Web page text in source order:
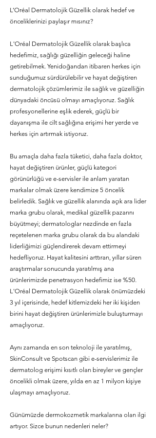
L’Oréal Dermatolojik Güzellik olarak hedef ve
önceliklerinizi paylaşır mısınız?
L'Oréal Dermatolojik Güzellik olarak başlıca
hedefimiz, sağlığı güzelliğin geleceği haline
getirebilmek. Yenidoğandan itibaren herkes için
sunduğumuz sürdürülebilir ve hayat değiştiren
dermatolojik çözümlerimiz ile sağlık ve güzelliğin
dünyadaki öncüsü olmayı amaçlıyoruz. Sağlık
profesyonellerine eşlik ederek, güçlü bir
dayanışma ile cilt sağlığına erişimi her yerde ve
herkes için artırmak istiyoruz.
Bu amaçla daha fazla tüketici, daha fazla doktor,
hayat değiştiren ürünler, güçlü kategori
görünürlüğü ve e-servisler ile anlam yaratan
markalar olmak üzere kendimize 5 öncelik
belirledik. Sağlık ve güzellik alanında açık ara lider
marka grubu olarak, medikal güzellik pazarını
büyütmeyi; dermatologlar nezdinde en fazla
reçetelenen marka grubu olarak da bu alandaki
liderliğimizi güçlendirerek devam ettirmeyi
hedefliyoruz. Hayat kalitesini arttıran, yıllar süren
araştırmalar sonucunda yaratılmış ana
ürünlerimizde penetrasyon hedefimiz ise %50.
L'Oréal Dermatolojik Güzellik olarak önümüzdeki
3 yıl içerisinde, hedef kitlemizdeki her iki kişiden
birini hayat değiştiren ürünlerimizle buluşturmayı
amaçlıyoruz.
Aynı zamanda en son teknoloji ile yaratılmış,
SkinConsult ve Spotscan gibi e-servislerimiz ile
dermatolog erişimi kısıtlı olan bireyler ve gençler
öncelikli olmak üzere, yılda en az 1 milyon kişiye
ulaşmayı amaçlıyoruz.
Günümüzde dermokozmetik markalarına olan ilgi
artıyor. Sizce bunun nedenleri neler?